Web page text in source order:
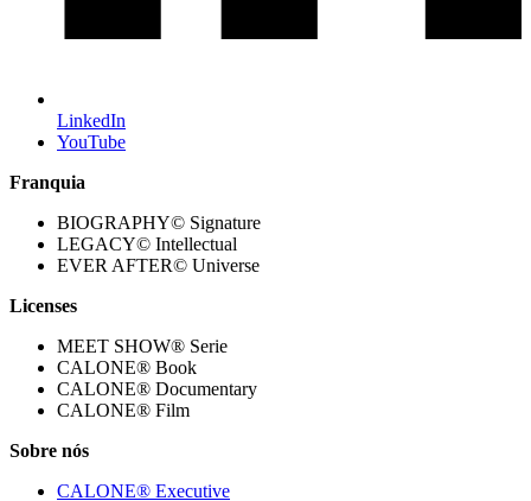
LinkedIn
YouTube
Franquia
BIOGRAPHY© Signature
LEGACY© Intellectual
EVER AFTER© Universe
Licenses
MEET SHOW® Serie
CALONE® Book
CALONE® Documentary
CALONE® Film
Sobre nós
CALONE® Executive